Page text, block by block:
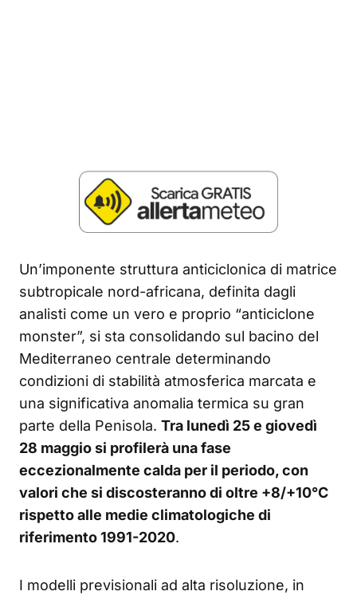
Un’imponente struttura anticiclonica di matrice
subtropicale nord-africana, definita dagli
analisti come un vero e proprio “anticiclone
monster”, si sta consolidando sul bacino del
Mediterraneo centrale determinando
condizioni di stabilità atmosferica marcata e
una significativa anomalia termica su gran
parte della Penisola. Tra lunedì 25 e giovedì
28 maggio si profilerà una fase
eccezionalmente calda per il periodo, con
valori che si discosteranno di oltre +8/+10°C
rispetto alle medie climatologiche di
riferimento 1991-2020.
I modelli previsionali ad alta risoluzione, in